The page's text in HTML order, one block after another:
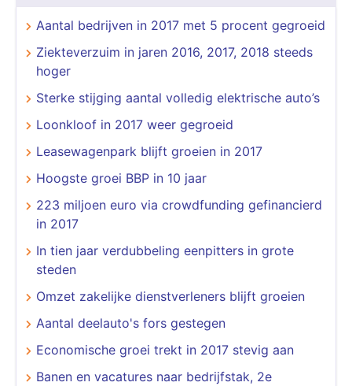
Aantal bedrijven in 2017 met 5 procent gegroeid
Ziekteverzuim in jaren 2016, 2017, 2018 steeds
hoger
Sterke stijging aantal volledig elektrische auto’s
Loonkloof in 2017 weer gegroeid
Leasewagenpark blijft groeien in 2017
Hoogste groei BBP in 10 jaar
223 miljoen euro via crowdfunding gefinancierd
in 2017
In tien jaar verdubbeling eenpitters in grote
steden
Omzet zakelijke dienstverleners blijft groeien
Aantal deelauto's fors gestegen
Economische groei trekt in 2017 stevig aan
Banen en vacatures naar bedrijfstak, 2e